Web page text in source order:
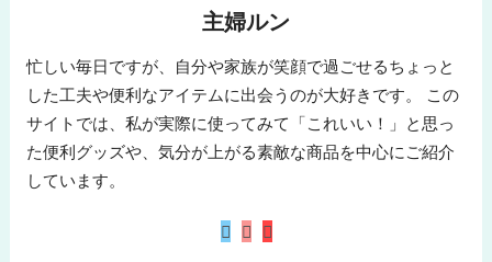
主婦ルン
忙しい毎日ですが、自分や家族が笑顔で過ごせるちょっと
した工夫や便利なアイテムに出会うのが大好きです。 この
サイトでは、私が実際に使ってみて「これいい！」と思っ
た便利グッズや、気分が上がる素敵な商品を中心にご紹介
しています。